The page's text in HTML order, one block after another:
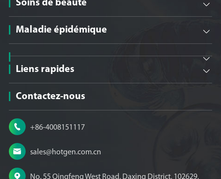
Soins de beauté 
Maladie épidémique 

Liens rapides 
Contactez-nous
 +86-4008151117
 sales@hotgen.com.cn
 No. 55 Qingfeng West Road, Daxing District, 102629,